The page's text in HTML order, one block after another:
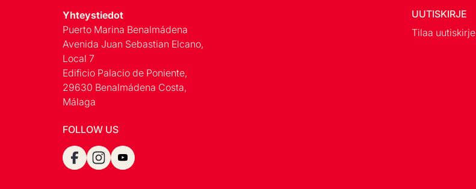
Yhteystiedot
Puerto Marina Benalmádena
Avenida Juan Sebastian Elcano,
Local 7
Edificio Palacio de Poniente,
29630 Benalmádena Costa,
Málaga
FOLLOW US
UUTISKIRJE
Tilaa uutiskirje